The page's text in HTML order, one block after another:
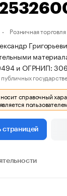
Розничная
и ОГРНИП:
справочный
страницей